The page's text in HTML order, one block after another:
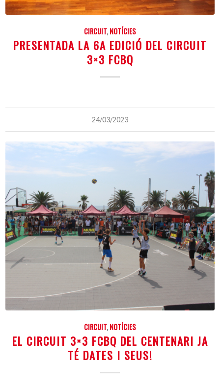
CIRCUIT,NOTÍCIES
PRESENTADA LA 6A EDICIÓ DEL CIRCUIT
3×3 FCBQ
24/03/2023
CIRCUIT,NOTÍCIES
EL CIRCUIT 3×3 FCBQ DEL CENTENARI JA
TÉ DATES I SEUS!